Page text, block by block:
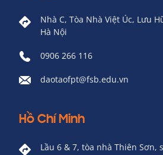
Nhà C, Tòa Nhà Việt Úc, Lưu
Hà Nội
0906 266 116
daotaofpt@fsb.edu.vn
Hồ Chí Minh
Lầu 6 & 7, tòa nhà Thiên Sơn,